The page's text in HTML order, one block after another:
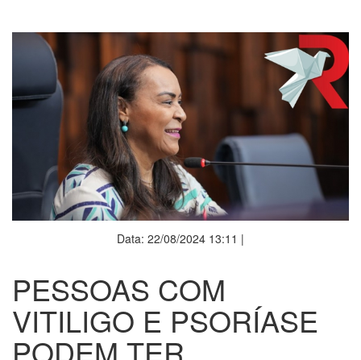
Data: 22/08/2024 13:11 |
PESSOAS COM
VITILIGO E PSORÍASE